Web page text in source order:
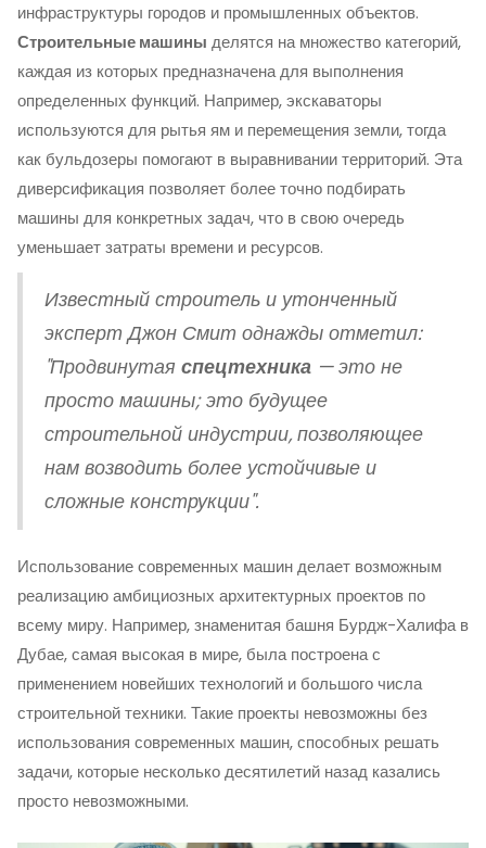
инфраструктуры городов и промышленных объектов.
Строительные машины делятся на множество категорий,
каждая из которых предназначена для выполнения
определенных функций. Например, экскаваторы
используются для рытья ям и перемещения земли, тогда
как бульдозеры помогают в выравнивании территорий. Эта
диверсификация позволяет более точно подбирать
машины для конкретных задач, что в свою очередь
уменьшает затраты времени и ресурсов.
Известный строитель и утонченный
эксперт Джон Смит однажды отметил:
"Продвинутая спецтехника — это не
просто машины; это будущее
строительной индустрии, позволяющее
нам возводить более устойчивые и
сложные конструкции".
Использование современных машин делает возможным
реализацию амбициозных архитектурных проектов по
всему миру. Например, знаменитая башня Бурдж-Халифа в
Дубае, самая высокая в мире, была построена с
применением новейших технологий и большого числа
строительной техники. Такие проекты невозможны без
использования современных машин, способных решать
задачи, которые несколько десятилетий назад казались
просто невозможными.